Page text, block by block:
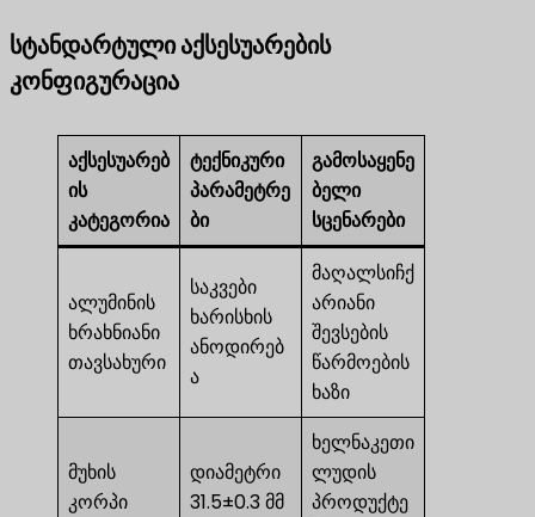
სტანდარტული აქსესუარების
კონფიგურაცია
აქსესუარებ
ის
კატეგორია
ტექნიკური
პარამეტრე
ბი
გამოსაყენე
ბელი
სცენარები
ალუმინის
ხრახნიანი
თავსახური
საკვები
ხარისხის
ანოდირებ
ა
მაღალსიჩქ
არიანი
შევსების
წარმოების
ხაზი
მუხის
კორპი
დიამეტრი
31.5±0.3 მმ
ხელნაკეთი
ლუდის
პროდუქტე